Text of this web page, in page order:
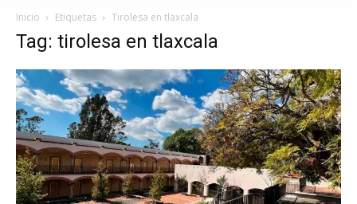
Inicio Etiquetas Tirolesa en tlaxcala
Tag: tirolesa en tlaxcala